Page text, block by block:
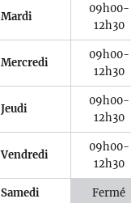
Mardi
09h00-
12h30
Mercredi
09h00-
12h30
Jeudi
09h00-
12h30
Vendredi
09h00-
12h30
Samedi Fermé